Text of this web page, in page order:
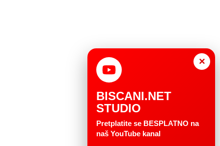
×
BISCANI.NET
STUDIO
Pretplatite se BESPLATNO na
naš YouTube kanal